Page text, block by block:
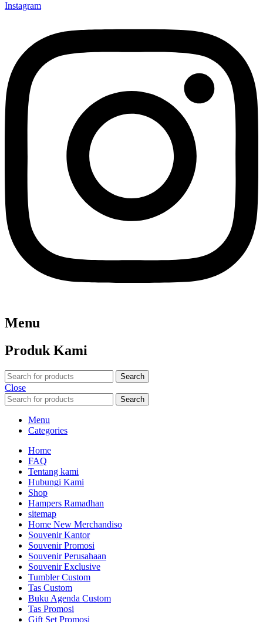
Instagram
Menu
Produk Kami
Search
Close
Search
Menu
Categories
Home
FAQ
Tentang kami
Hubungi Kami
Shop
Hampers Ramadhan
sitemap
Home New Merchandiso
Souvenir Kantor
Souvenir Promosi
Souvenir Perusahaan
Souvenir Exclusive
Tumbler Custom
Tas Custom
Buku Agenda Custom
Tas Promosi
Gift Set Promosi